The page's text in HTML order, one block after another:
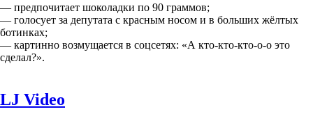
— предпочитает шоколадки по 90 граммов;
— голосует за депутата с красным носом и в больших жёлтых
ботинках;
— картинно возмущается в соцсетях: «А кто-кто-кто-о-о это
сделал?».
LJ Video